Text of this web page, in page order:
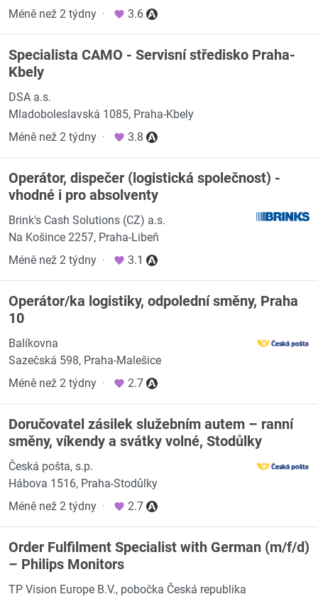
Méně než 2 týdny · 3.6
Specialista CAMO - Servisní středisko Praha-
Kbely
DSA a.s.
Mladoboleslavská 1085, Praha-Kbely
Méně než 2 týdny · 3.8
Operátor, dispečer (logistická společnost) -
vhodné i pro absolventy
Brink's Cash Solutions (CZ) a.s.
Na Košince 2257, Praha-Libeň
Méně než 2 týdny · 3.1
Operátor/ka logistiky, odpolední směny, Praha
10
Balíkovna
Sazečská 598, Praha-Malešice
Méně než 2 týdny · 2.7
Doručovatel zásilek služebním autem – ranní
směny, víkendy a svátky volné, Stodůlky
Česká pošta, s.p.
Hábova 1516, Praha-Stodůlky
Méně než 2 týdny · 2.7
Order Fulfilment Specialist with German (m/f/d)
– Philips Monitors
TP Vision Europe B.V., pobočka Česká republika